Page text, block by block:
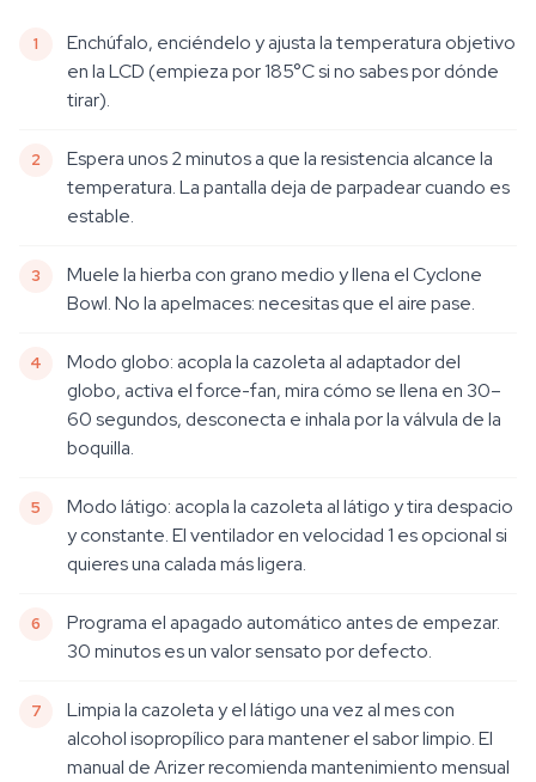
Enchúfalo, enciéndelo y ajusta la temperatura objetivo
en la LCD (empieza por 185°C si no sabes por dónde
tirar).
Espera unos 2 minutos a que la resistencia alcance la
temperatura. La pantalla deja de parpadear cuando es
estable.
Muele la hierba con grano medio y llena el Cyclone
Bowl. No la apelmaces: necesitas que el aire pase.
Modo globo: acopla la cazoleta al adaptador del
globo, activa el force-fan, mira cómo se llena en 30–
60 segundos, desconecta e inhala por la válvula de la
boquilla.
Modo látigo: acopla la cazoleta al látigo y tira despacio
y constante. El ventilador en velocidad 1 es opcional si
quieres una calada más ligera.
Programa el apagado automático antes de empezar.
30 minutos es un valor sensato por defecto.
Limpia la cazoleta y el látigo una vez al mes con
alcohol isopropílico para mantener el sabor limpio. El
manual de Arizer recomienda mantenimiento mensual